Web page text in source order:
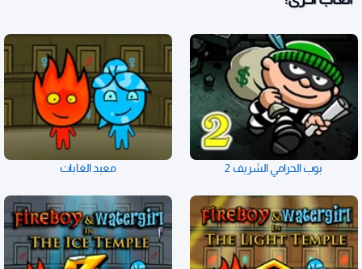
بوب الحرامي الشريف 2 معبد الغابات